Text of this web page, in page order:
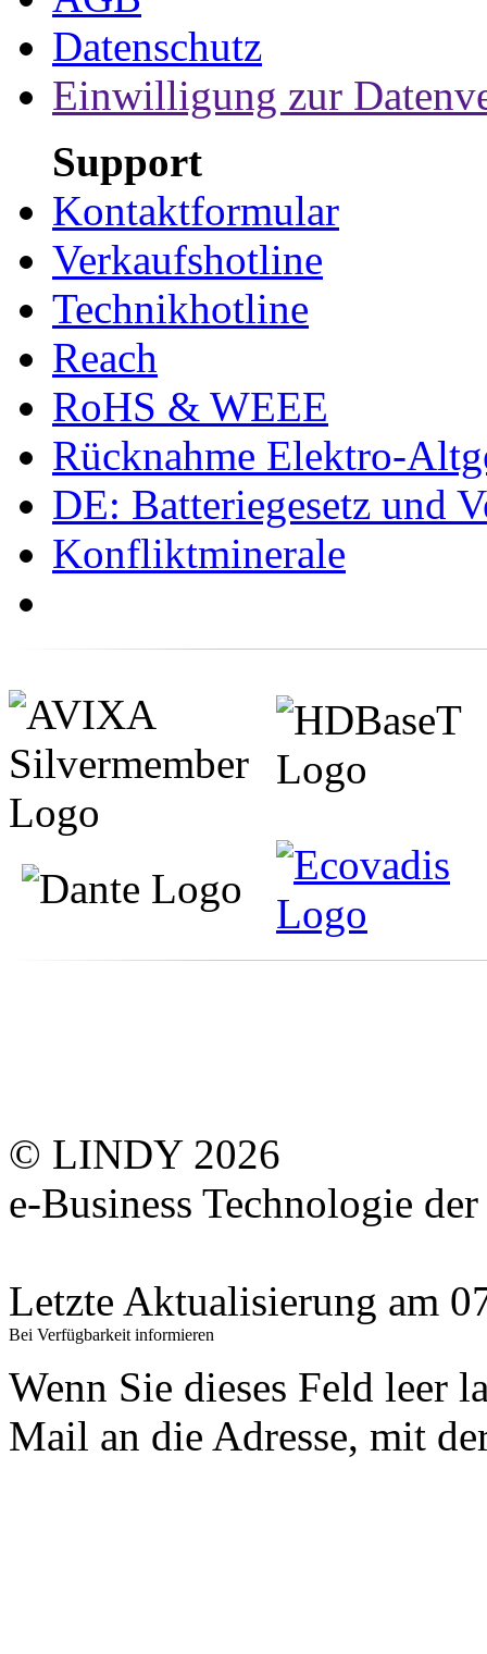
Datenschutz
Einwilligung zur
Support
Kontaktformular
Verkaufshotline
Technikhotline
Reach
RoHS & WEEE
Rücknahme Elektro-
DE: Batteriegesetz und
Konfliktminerale
© LINDY 2026
e-Business Technologie
Letzte Aktualisierung am
Bei Verfügbarkeit informieren
Wenn Sie dieses Feld leer
Mail an die Adresse, mit